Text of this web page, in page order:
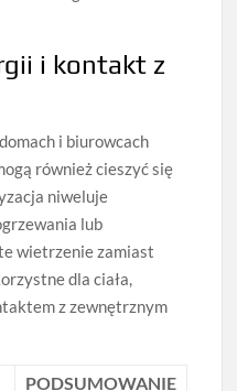
i kontakt z
i biurowcach
również cieszyć się
niweluje
lub
wietrzenie zamiast
dla ciała,
z zewnętrznym
PODSUMOWANIE